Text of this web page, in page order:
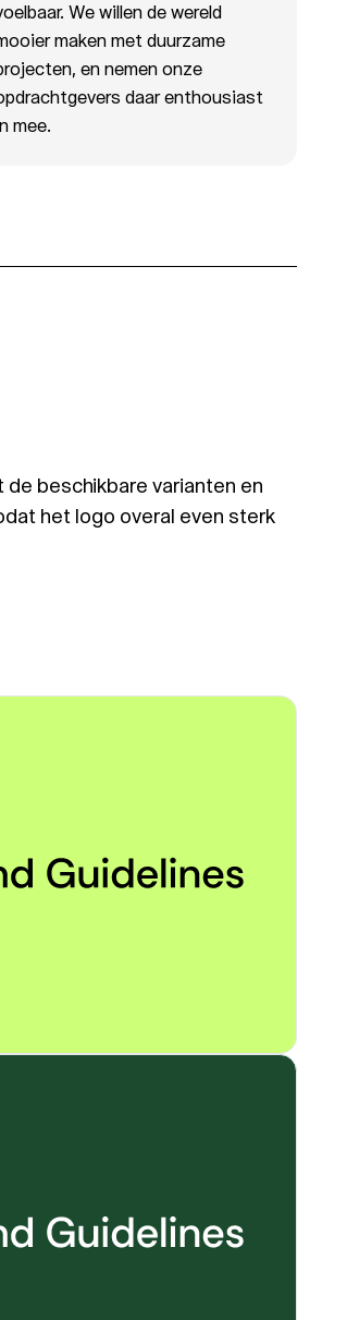
We willen de wereld
maken met duurzame
en nemen onze
daar enthousiast
mee.
beschikbare varianten en
het logo overal even sterk